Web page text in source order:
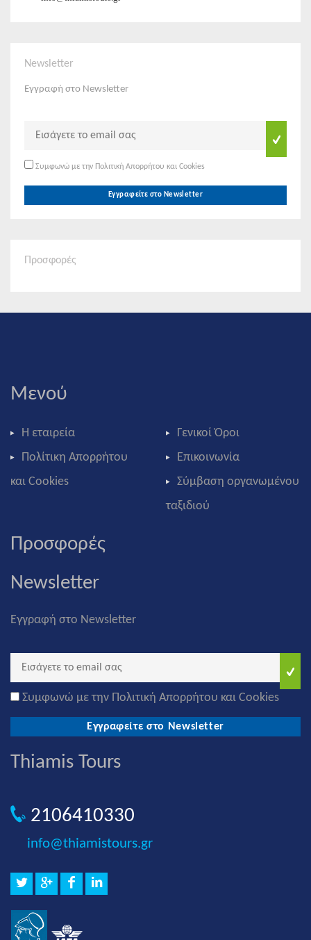
Newsletter
Εγγραφή στο Newsletter
Συμφωνώ με την Πολιτική Απορρήτου και Cookies
Εγγραφείτε στο Newsletter
Προσφορές
Μενού
Η εταιρεία Γενικοί Όροι
Πολίτικη Απορρήτου
και Cookies
Επικοινωνία
Σύμβαση οργανωμένου
ταξιδιού
Προσφορές
Newsletter
Εγγραφή στο Newsletter
Συμφωνώ με την Πολιτική Απορρήτου και Cookies
Εγγραφείτε στο Newsletter
Thiamis Tours
2106410330
info@thiamistours.gr